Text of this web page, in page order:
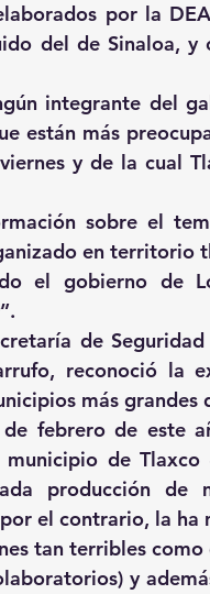
por la
del de Sinaloa,
integrante del
están más
y de la cual
sobre el
en territorio
el gobierno de
de Seguridad
reconoció la
más grandes
febrero de este
de
producción de
el contrario, la ha
tan terribles
y